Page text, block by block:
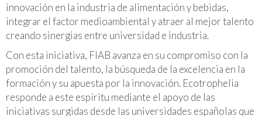
innovación en la industria de alimentación y bebidas,
integrar el factor medioambiental y atraer al mejor talento
creando sinergias entre universidad e industria.
Con esta iniciativa, FIAB avanza en su compromiso con la
promoción del talento, la búsqueda de la excelencia en la
formación y su apuesta por la innovación. Ecotrophelia
responde a este espíritu mediante el apoyo de las
iniciativas surgidas desde las universidades españolas que